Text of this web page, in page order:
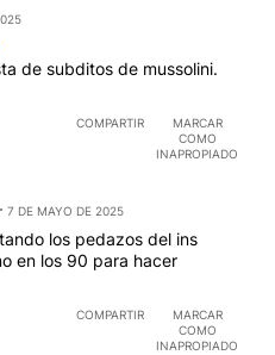
PERSONAJES VAN A
COMIENDO TRES
UN MES PARA SALIR
DE SAI BABA! Y OTRAS
EL MUNDO EN EL
de subditos de mussolini.
COMPARTIR
MARCAR
COMO
INAPROPIADO
7 DE MAYO DE 2025
los pedazos del ins
en los 90 para hacer
COMPARTIR
MARCAR
COMO
INAPROPIADO